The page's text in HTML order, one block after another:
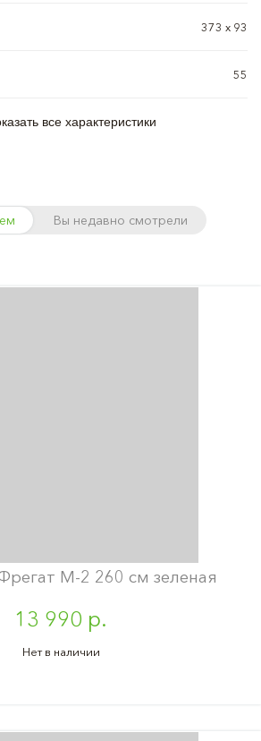
373 х 93
55
все характеристики
Вы недавно смотрели
М-2 260 см зеленая
13 990 р.
Нет в наличии